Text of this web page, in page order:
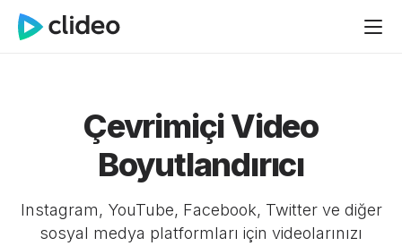
Çevrimiçi Video
Boyutlandırıcı
Instagram, YouTube, Facebook, Twitter ve diğer
sosyal medya platformları için videolarınızı